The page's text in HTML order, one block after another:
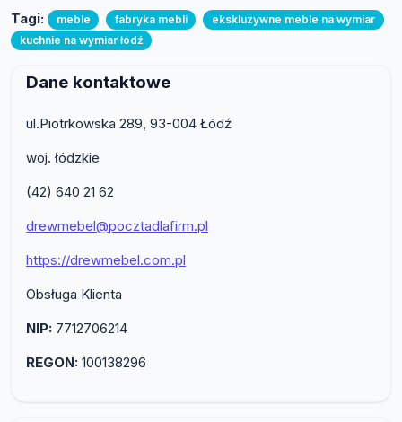
Tagi: meble fabryka mebli
ekskluzywne meble na wymiar
kuchnie na wymiar łódź
Dane kontaktowe
ul.Piotrkowska 289, 93-004 Łódź
woj. łódzkie
(42) 640 21 62
drewmebel@pocztadlafirm.pl
https://drewmebel.com.pl
Obsługa Klienta
NIP: 7712706214
REGON: 100138296